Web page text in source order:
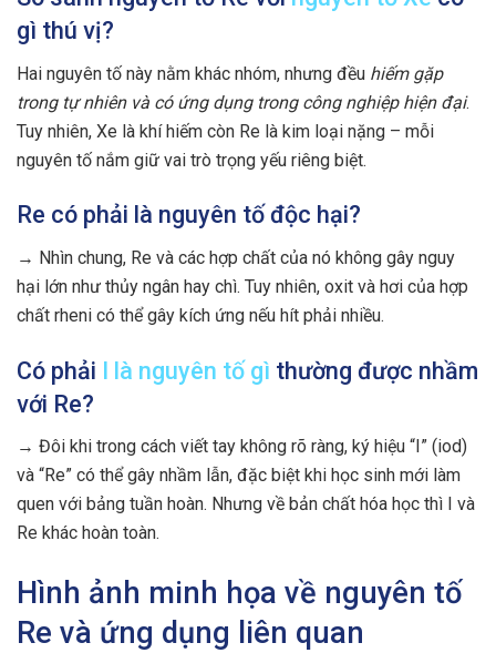
gì thú vị?
Hai nguyên tố này nằm khác nhóm, nhưng đều hiếm gặp
trong tự nhiên và có ứng dụng trong công nghiệp hiện đại.
Tuy nhiên, Xe là khí hiếm còn Re là kim loại nặng – mỗi
nguyên tố nắm giữ vai trò trọng yếu riêng biệt.
Re có phải là nguyên tố độc hại?
→ Nhìn chung, Re và các hợp chất của nó không gây nguy
hại lớn như thủy ngân hay chì. Tuy nhiên, oxit và hơi của hợp
chất rheni có thể gây kích ứng nếu hít phải nhiều.
Có phải I là nguyên tố gì thường được nhầm
với Re?
→ Đôi khi trong cách viết tay không rõ ràng, ký hiệu “I” (iod)
và “Re” có thể gây nhầm lẫn, đặc biệt khi học sinh mới làm
quen với bảng tuần hoàn. Nhưng về bản chất hóa học thì I và
Re khác hoàn toàn.
Hình ảnh minh họa về nguyên tố
Re và ứng dụng liên quan